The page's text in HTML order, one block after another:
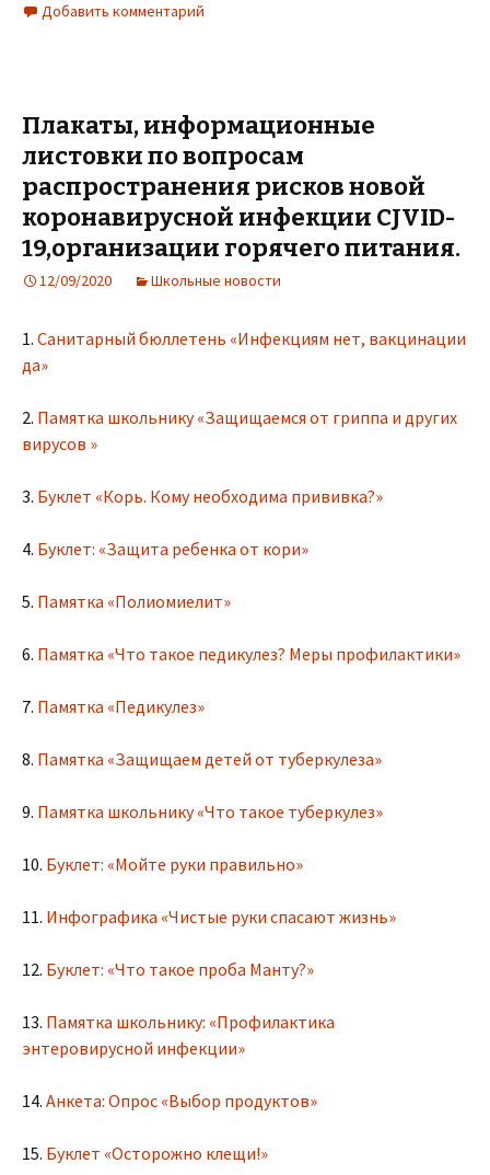
Добавить комментарий
Плакаты, информационные
листовки по вопросам
распространения рисков новой
коронавирусной инфекции CJVID-
19,организации горячего питания.
12/09/2020 Школьные новости
1. Санитарный бюллетень «Инфекциям нет, вакцинации
да»
2. Памятка школьнику «Защищаемся от гриппа и других
вирусов »
3. Буклет «Корь. Кому необходима прививка?»
4. Буклет: «Защита ребенка от кори»
5. Памятка «Полиомиелит»
6. Памятка «Что такое педикулез? Меры профилактики»
7. Памятка «Педикулез»
8. Памятка «Защищаем детей от туберкулеза»
9. Памятка школьнику «Что такое туберкулез»
10. Буклет: «Мойте руки правильно»
11. Инфографика «Чистые руки спасают жизнь»
12. Буклет: «Что такое проба Манту?»
13. Памятка школьнику: «Профилактика
энтеровирусной инфекции»
14. Анкета: Опрос «Выбор продуктов»
15. Буклет «Осторожно клещи!»